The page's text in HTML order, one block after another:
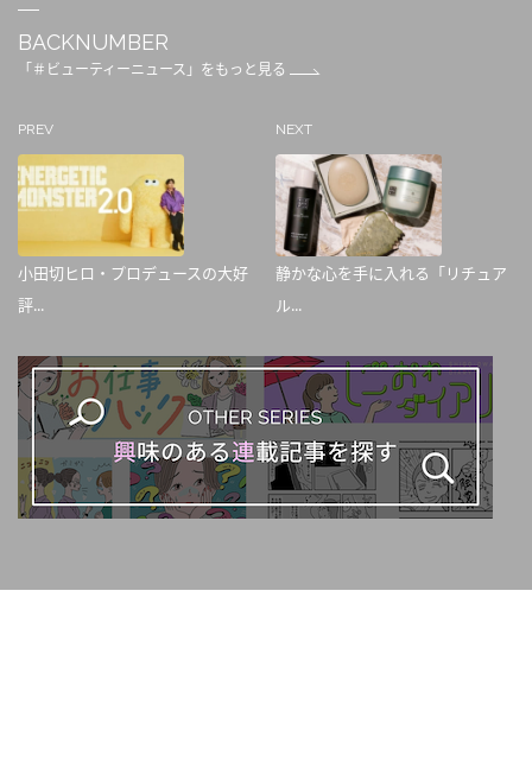
BACKNUMBER
「＃ビューティーニュース」をもっと見る
PREV
小田切ヒロ・プロデュースの大好
評...
NEXT
静かな心を手に入れる「リチュア
ル...